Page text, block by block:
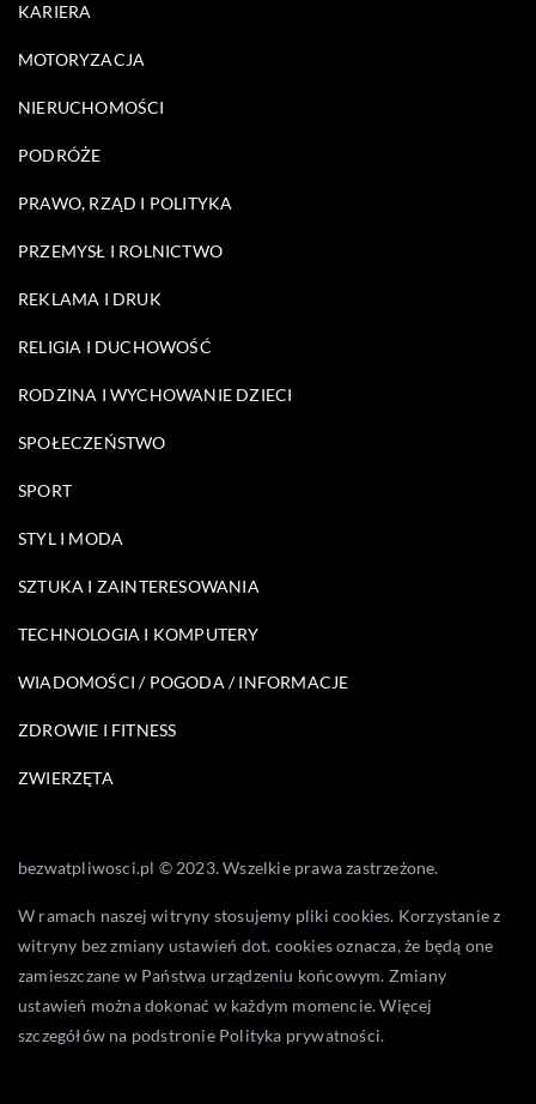
KARIERA
MOTORYZACJA
NIERUCHOMOŚCI
PODRÓŻE
PRAWO, RZĄD I POLITYKA
PRZEMYSŁ I ROLNICTWO
REKLAMA I DRUK
RELIGIA I DUCHOWOŚĆ
RODZINA I WYCHOWANIE DZIECI
SPOŁECZEŃSTWO
SPORT
STYL I MODA
SZTUKA I ZAINTERESOWANIA
TECHNOLOGIA I KOMPUTERY
WIADOMOŚCI / POGODA / INFORMACJE
ZDROWIE I FITNESS
ZWIERZĘTA
bezwatpliwosci.pl © 2023. Wszelkie prawa zastrzeżone.
W ramach naszej witryny stosujemy pliki cookies. Korzystanie z
witryny bez zmiany ustawień dot. cookies oznacza, że będą one
zamieszczane w Państwa urządzeniu końcowym. Zmiany
ustawień można dokonać w każdym momencie. Więcej
szczegółów na podstronie Polityka prywatności.